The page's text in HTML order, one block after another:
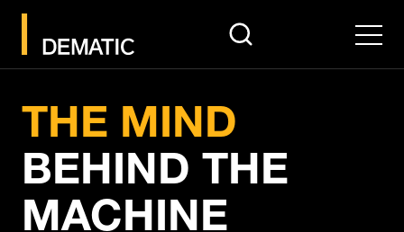
search Menu
THE MIND
BEHIND THE
MACHINE
Pause